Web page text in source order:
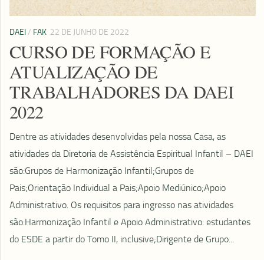
DAEI/ FAK 22 DE JUNHO DE 2022
CURSO DE FORMAÇÃO E
ATUALIZAÇÃO DE
TRABALHADORES DA DAEI
2022
Dentre as atividades desenvolvidas pela nossa Casa, as
atividades da Diretoria de Assistência Espiritual Infantil – DAEI
são:Grupos de Harmonização Infantil;Grupos de
Pais;Orientação Individual a Pais;Apoio Mediúnico;Apoio
Administrativo. Os requisitos para ingresso nas atividades
são:Harmonização Infantil e Apoio Administrativo: estudantes
do ESDE a partir do Tomo II, inclusive;Dirigente de Grupo...